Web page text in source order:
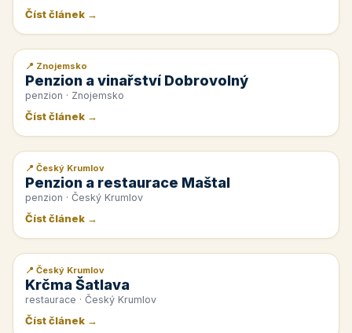
Číst článek →
📰 PR článek
📍 Znojemsko
Penzion a vinařství Dobrovolný
penzion · Znojemsko
Číst článek →
📰 PR článek
📍 Český Krumlov
Penzion a restaurace Maštal
penzion · Český Krumlov
Číst článek →
📰 PR článek
📍 Český Krumlov
Krčma Šatlava
restaurace · Český Krumlov
Číst článek →